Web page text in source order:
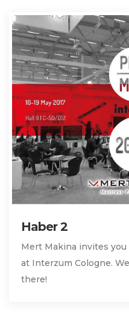
Haber 2
Mert Makina invites
at Interzum Cologne.
there!